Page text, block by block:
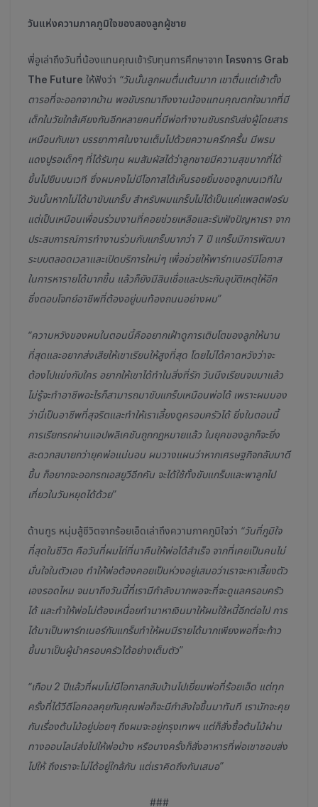
วันแห่งความภาคภูมิใจของสองลูกผู้ชาย
พี่อูเล่าถึงวันที่น้องแทนคุณเข้ารับทุนการศึกษาจาก โครงการ Grab
The Future ให้ฟังว่า “วันนั้นลูกผมตื่นเต้นมาก เขาตื่นแต่เช้าตั้ง
ตารอที่จะออกจากบ้าน พอขับรถมาถึงงานน้องแทนคุณตกใจมากที่มี
เด็กในวัยใกล้เคียงกันอีกหลายคนที่มีพ่อทำงานขับรถรับส่งผู้โดยสาร
เหมือนกับเขา บรรยากาศในงานเต็มไปด้วยความครึกครื้น มีพรม
แดงปูรอเด็กๆ ที่ได้รับทุน ผมสัมผัสได้ว่าลูกชายมีความสุขมากที่ได้
ขึ้นไปยืนบนเวที ซึ่งผมคงไม่มีโอกาสได้เห็นรอยยิ้มของลูกบนเวทีใน
วันนั้นหากไม่ได้มาขับแกร็บ สำหรับผมแกร็บไม่ได้เป็นแค่แพลตฟอร์ม
แต่เป็นเหมือนเพื่อนร่วมงานที่คอยช่วยเหลือและรับฟังปัญหาเรา จาก
ประสบการณ์การทำงานร่วมกับแกร็บมากว่า 7 ปี แกร็บมีการพัฒนา
ระบบตลอดเวลาและเปิดบริการใหม่ๆ เพื่อช่วยให้พาร์ทเนอร์มีโอกาส
ในการหารายได้มากขึ้น แล้วก็ยังมีสินเชื่อและประกันอุบัติเหตุให้อีก
ซึ่งตอบโจทย์อาชีพที่ต้องอยู่บนท้องถนนอย่างผม”
“ความหวังของผมในตอนนี้คืออยากเฝ้าดูการเติบโตของลูกให้นาน
ที่สุดและอยากส่งเสียให้เขาเรียนให้สูงที่สุด โดยไม่ได้คาดหวังว่าจะ
ต้องไปแข่งกับใคร อยากให้เขาได้ทำในสิ่งที่รัก วันนึงเรียนจบมาแล้ว
ไม่รู้จะทำอาชีพอะไรก็สามารถมาขับแกร็บเหมือนพ่อได้ เพราะผมมอง
ว่านี่เป็นอาชีพที่สุจริตและทำให้เราเลี้ยงดูครอบครัวได้ ยิ่งในตอนนี้
การเรียกรถผ่านแอปพลิเคชันถูกกฏหมายแล้ว ในยุคของลูกก็จะยิ่ง
สะดวกสบายกว่ายุคพ่อแน่นอน ผมวางแผนว่าหากเศรษฐกิจกลับมาดี
ขึ้น ก็อยากจะออกรถเอสยูวีอีกคัน จะได้ใช้ทั้งขับแกร็บและพาลูกไป
เที่ยวในวันหยุดได้ด้วย”
ด้านฑูร หนุ่มสู้ชีวิตจากร้อยเอ็ดเล่าถึงความภาคภูมิใจว่า “วันที่ภูมิใจ
ที่สุดในชีวิต คือวันที่ผมไถ่ที่นาคืนให้พ่อได้สำเร็จ จากที่เคยเป็นคนไม่
มั่นใจในตัวเอง ทำให้พ่อต้องคอยเป็นห่วงอยู่เสมอว่าเราจะหาเลี้ยงตัว
เองรอดไหม จนมาถึงวันนี้ที่เรามีกำลังมากพอจะที่จะดูแลครอบครัว
ได้ และทำให้พ่อไม่ต้องเหนื่อยทำนาหาเงินมาให้ผมใช้หนี้อีกต่อไป การ
ได้มาเป็นพาร์ทเนอร์กับแกร็บทำให้ผมมีรายได้มากเพียงพอที่จะก้าว
ขึ้นมาเป็นผู้นำครอบครัวได้อย่างเต็มตัว”
“เกือบ 2 ปีแล้วที่ผมไม่มีโอกาสกลับบ้านไปเยี่ยมพ่อที่ร้อยเอ็ด แต่ทุก
ครั้งที่ได้วีดีโอคอลคุยกับคุณพ่อก็จะมีกำลังใจขึ้นมาทันที เรามักจะคุย
กันเรื่องต้นไม้อยู่บ่อยๆ ถึงผมจะอยู่กรุงเทพฯ แต่ก็สั่งซื้อต้นไม้ผ่าน
ทางออนไลน์ส่งไปให้พ่อบ้าง หรือบางครั้งก็สั่งอาหารที่พ่อเขาชอบส่ง
ไปให้ ถึงเราจะไม่ได้อยู่ใกล้กัน แต่เราคิดถึงกันเสมอ”
###